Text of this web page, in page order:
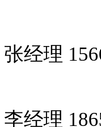
张经理
李经理